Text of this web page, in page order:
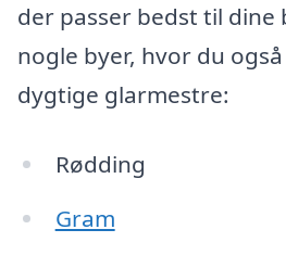
der passer bedst til dine
nogle byer, hvor du
dygtige glarmestre:
Rødding
Gram